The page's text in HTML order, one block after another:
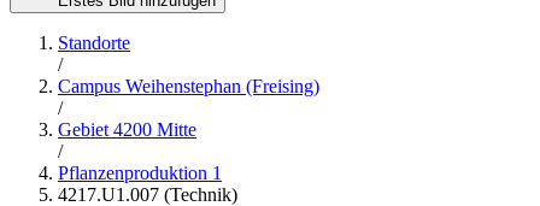
Standorte
/
Campus Weihenstephan (Freising)
/
Gebiet 4200 Mitte
/
Pflanzenproduktion 1
4217.U1.007 (Technik)